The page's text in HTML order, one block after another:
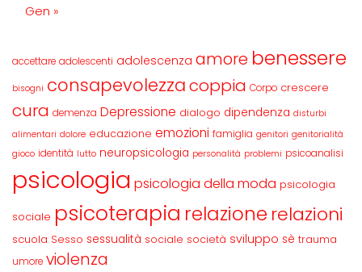
Gen »
accettare adolescenti adolescenza amore benessere
bisogni consapevolezzacoppia Corpo crescere
cura demenza Depressione dialogo dipendenza disturbi
alimentari dolore educazione emozioni famiglia genitori genitorialità
gioco identità lutto neuropsicologia personalità problemi psicoanalisi
psicologia psicologia della moda psicologia
sociale psicoterapia relazione relazioni
scuola Sesso sessualità sociale società sviluppo sè trauma
umore violenza